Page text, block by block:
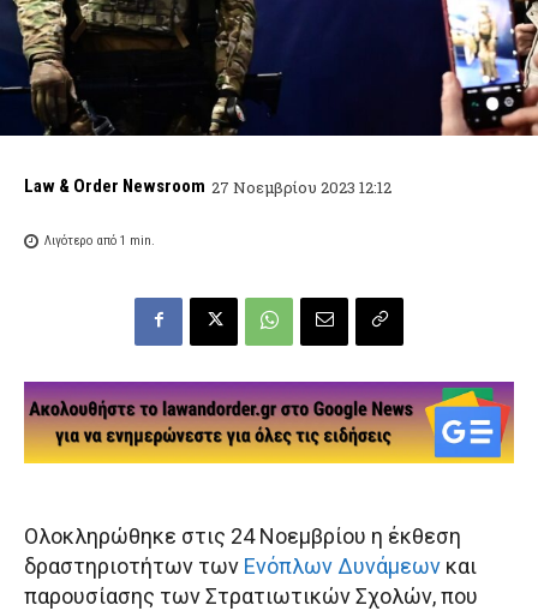
Law & Order Newsroom 27 Νοεμβρίου 2023 12:12
Λιγότερο από 1 min.
Ολοκληρώθηκε στις 24 Νοεμβρίου η έκθεση
δραστηριοτήτων των Ενόπλων Δυνάμεων και
παρουσίασης των Στρατιωτικών Σχολών, που